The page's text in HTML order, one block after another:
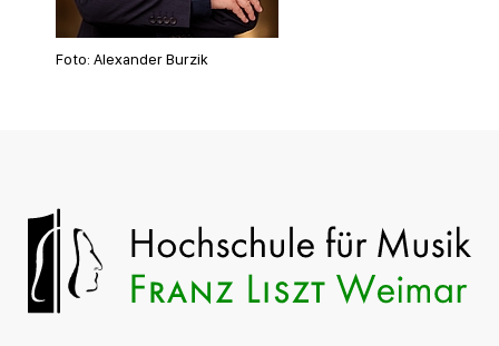
Foto: Alexander Burzik